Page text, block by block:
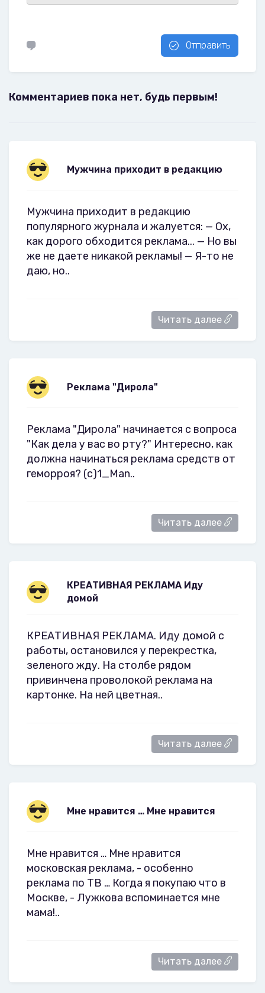
Отправить
Комментариев пока нет, будь первым!
Мужчина приходит в редакцию
Мужчина приходит в редакцию
популярного журнала и жалуется: — Ох,
как дорого обходится реклама... — Но вы
же не даете никакой рекламы! — Я-то не
даю, но..
Читать далее
Реклама "Дирола"
Реклама "Дирола" начинается с вопроса
"Как дела у вас во рту?" Интересно, как
должна начинаться реклама средств от
геморроя? (c)1_Man..
Читать далее
КРЕАТИВНАЯ РЕКЛАМА Иду
домой
КРЕАТИВНАЯ РЕКЛАМА. Иду домой с
работы, остановился у перекрестка,
зеленого жду. На столбе рядом
привинчена проволокой реклама на
картонке. На ней цветная..
Читать далее
Мне нравится … Мне нравится
Мне нравится … Мне нравится
московская реклама, - особенно
реклама по ТВ … Когда я покупаю что в
Москве, - Лужкова вспоминается мне
мама!..
Читать далее